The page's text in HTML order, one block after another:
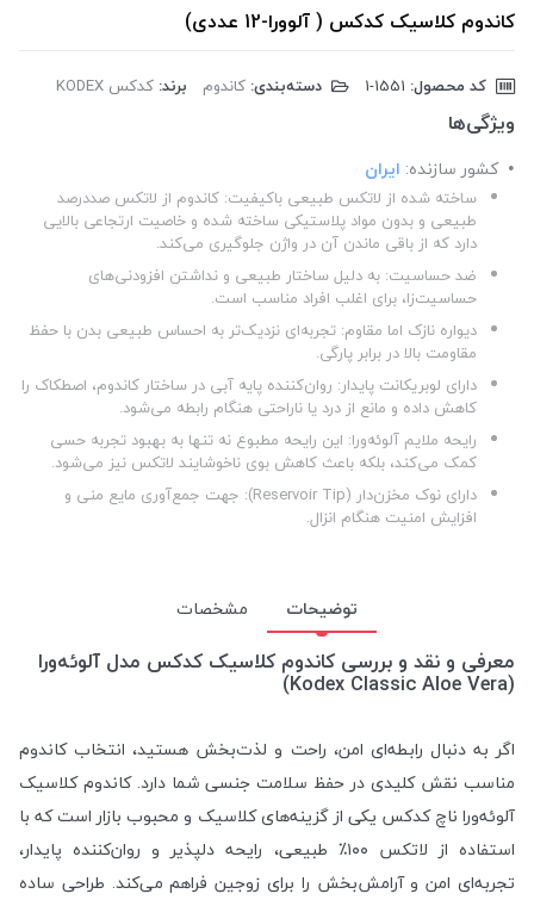
کاندوم کلاسیک کدکس ( آلوورا-12 عددی)
کد محصول: دسته‌بندی: کاندوم برند: کدکس KODEX
ویژگی‌ها
کشور سازنده: ایران
ساخته شده از لاتکس طبیعی باکیفیت: کاندوم از لاتکس صددرصد
طبیعی و بدون مواد پلاستیکی ساخته شده و خاصیت ارتجاعی بالایی
دارد که از باقی ماندن آن در واژن جلوگیری می‌کند.
ضد حساسیت: به دلیل ساختار طبیعی و نداشتن افزودنی‌های
حساسیت‌زا، برای اغلب افراد مناسب است.
دیواره نازک اما مقاوم: تجربه‌ای نزدیک‌تر به احساس طبیعی بدن با حفظ
مقاومت بالا در برابر پارگی.
دارای لوبریکانت پایدار: روان‌کننده پایه آبی در ساختار کاندوم، اصطکاک را
کاهش داده و مانع از درد یا ناراحتی هنگام رابطه می‌شود.
رایحه ملایم آلوئه‌ورا: این رایحه مطبوع نه تنها به بهبود تجربه حسی
کمک می‌کند، بلکه باعث کاهش بوی ناخوشایند لاتکس نیز می‌شود.
دارای نوک مخزن‌دار (Reservoir Tip): جهت جمع‌آوری مایع منی و
افزایش امنیت هنگام انزال.
توضیحات مشخصات
معرفی و نقد و بررسی کاندوم کلاسیک کدکس مدل آلوئه‌ورا
(Kodex Classic Aloe Vera)
اگر به دنبال رابطه‌ای امن، راحت و لذت‌بخش هستید، انتخاب کاندوم
مناسب نقش کلیدی در حفظ سلامت جنسی شما دارد. کاندوم کلاسیک
آلوئه‌ورا ناچ کدکس یکی از گزینه‌های کلاسیک و محبوب بازار است که با
استفاده از لاتکس ۱۰۰٪ طبیعی، رایحه دلپذیر و روان‌کننده پایدار،
تجربه‌ای امن و آرامش‌بخش را برای زوجین فراهم می‌کند. طراحی ساده